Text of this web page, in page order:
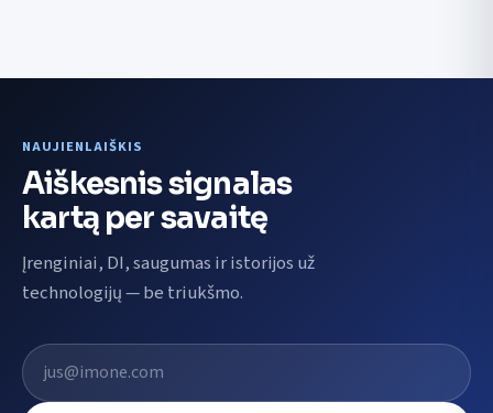
NAUJIENLAIŠKIS
Aiškesnis signalas
kartą per savaitę
Įrenginiai, DI, saugumas ir istorijos už
technologijų — be triukšmo.
El. pašto adresas